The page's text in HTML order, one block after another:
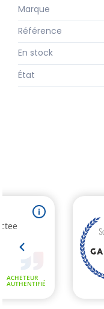
Marque
Référence
En stock
État